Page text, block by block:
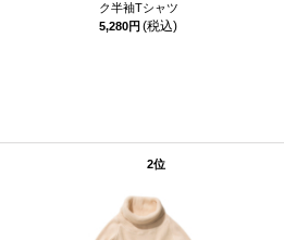
ク半袖Tシャツ
5,280円 (税込)
2位